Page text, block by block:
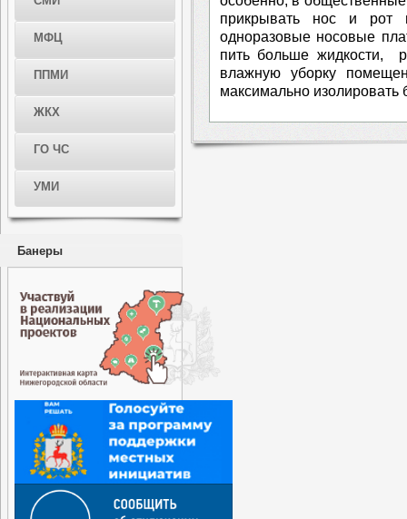
МФЦ
ППМИ
ЖКХ
ГО ЧС
УМИ
Банеры
прикрывать нос и рот
одноразовые носовые
пить больше жидкости,
влажную уборку
максимально изолировать